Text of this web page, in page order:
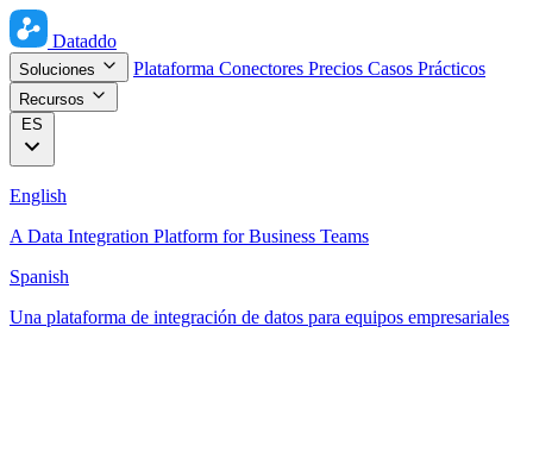
Dataddo
Soluciones Plataforma Conectores Precios Casos Prácticos
Recursos
ES
English
A Data Integration Platform for Business Teams
Spanish
Una plataforma de integración de datos para equipos empresariales